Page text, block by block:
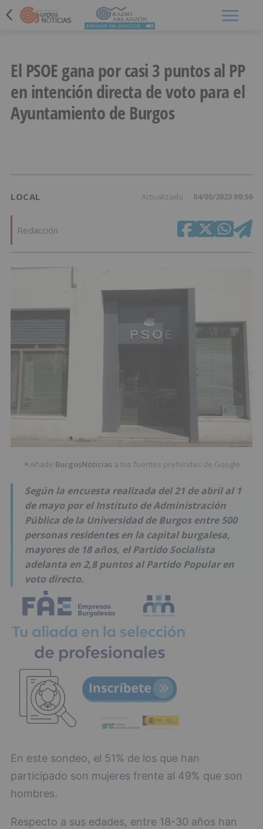
El PSOE gana por casi 3 puntos al PP
en intención directa de voto para el
Ayuntamiento de Burgos
LOCAL Actualizado 04/05/2023 09:56
Redacción
★ Añade BurgosNoticias a tus fuentes preferidas de Google
Según la encuesta realizada del 21 de abril al 1
de mayo por el Instituto de Administración
Pública de la Universidad de Burgos entre 500
personas residentes en la capital burgalesa,
mayores de 18 años, el Partido Socialista
adelanta en 2,8 puntos al Partido Popular en
voto directo.
En este sondeo, el 51% de los que han
participado son mujeres frente al 49% que son
hombres.
Respecto a sus edades, entre 18-30 años han